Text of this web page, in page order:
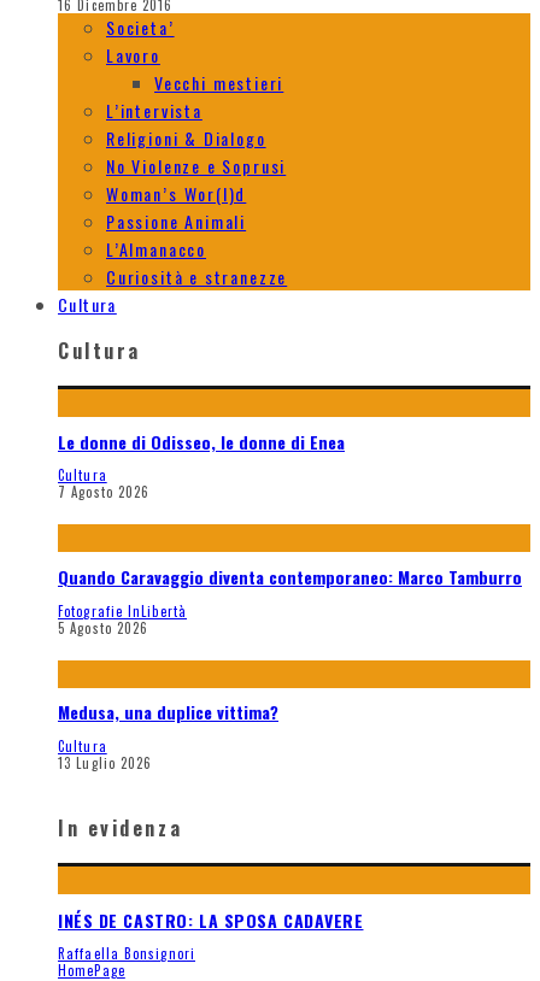
16 Dicembre 2016
Societa’
Lavoro
Vecchi mestieri
L’intervista
Religioni & Dialogo
No Violenze e Soprusi
Woman’s Wor(l)d
Passione Animali
L’Almanacco
Curiosità e stranezze
Cultura
Cultura
Le donne di Odisseo, le donne di Enea
Cultura
7 Agosto 2026
Quando Caravaggio diventa contemporaneo: Marco Tamburro
Fotografie InLibertà
5 Agosto 2026
Medusa, una duplice vittima?
Cultura
13 Luglio 2026
In evidenza
INÉS DE CASTRO: LA SPOSA CADAVERE
Raffaella Bonsignori
HomePage